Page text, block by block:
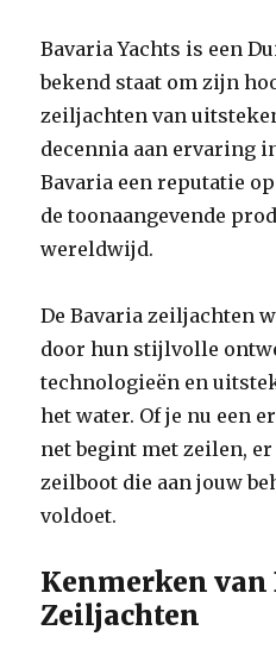
Bavaria Yachts is een
bekend staat om zijn
zeiljachten van
decennia aan ervaring
Bavaria een reputatie
de toonaangevende
wereldwijd.
De Bavaria zeiljachten
door hun stijlvolle
technologieën en
het water. Of je nu een
net begint met zeilen,
zeilboot die aan jouw
voldoet.
Kenmerken van
Zeiljachten